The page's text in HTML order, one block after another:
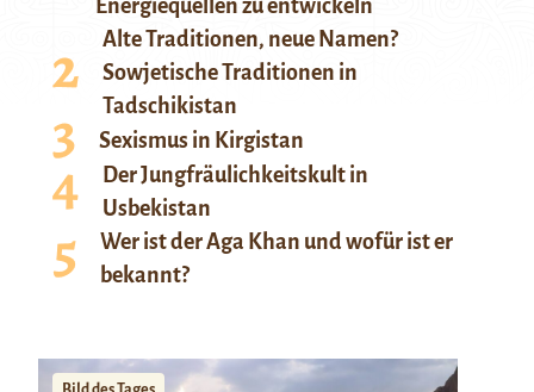
Energiequellen zu entwickeln
Alte Traditionen, neue Namen?
Sowjetische Traditionen in
Tadschikistan
Sexismus in Kirgistan
Der Jungfräulichkeitskult in
Usbekistan
Wer ist der Aga Khan und wofür ist er
bekannt?